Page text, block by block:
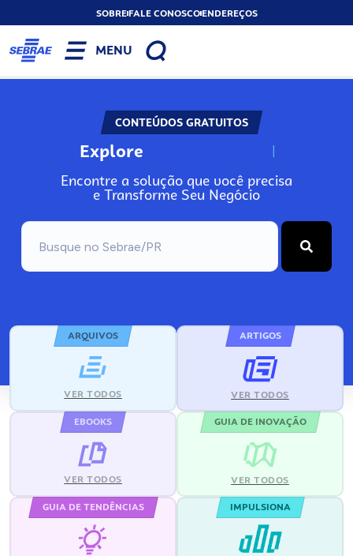
SOBREFALE CONOSCOENDEREÇOS
MENU
CONTEÚDOS GRATUITOS
Explore N
Encontre a solução que você precisa
e Transforme Seu Negócio
ARQUIVOS
VER TODOS
ARTIGOS
VER TODOS
EBOOKS
VER TODOS
GUIA DE INOVAÇÃO
VER TODOS
GUIA DE TENDÊNCIAS IMPULSIONA